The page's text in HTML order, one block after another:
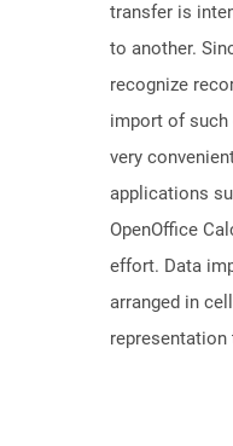
transfer is
to another.
recognize
import of such
very
applications
OpenOffice
effort. Data
arranged in
representation